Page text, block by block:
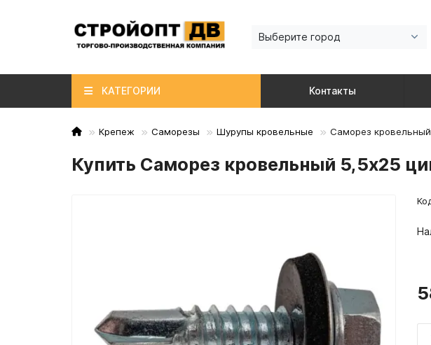
Выберите город
КАТЕГОРИИ Контакты
Крепеж Саморезы Шурупы кровельные Саморез
Купить Саморез кровельный 5,5х25